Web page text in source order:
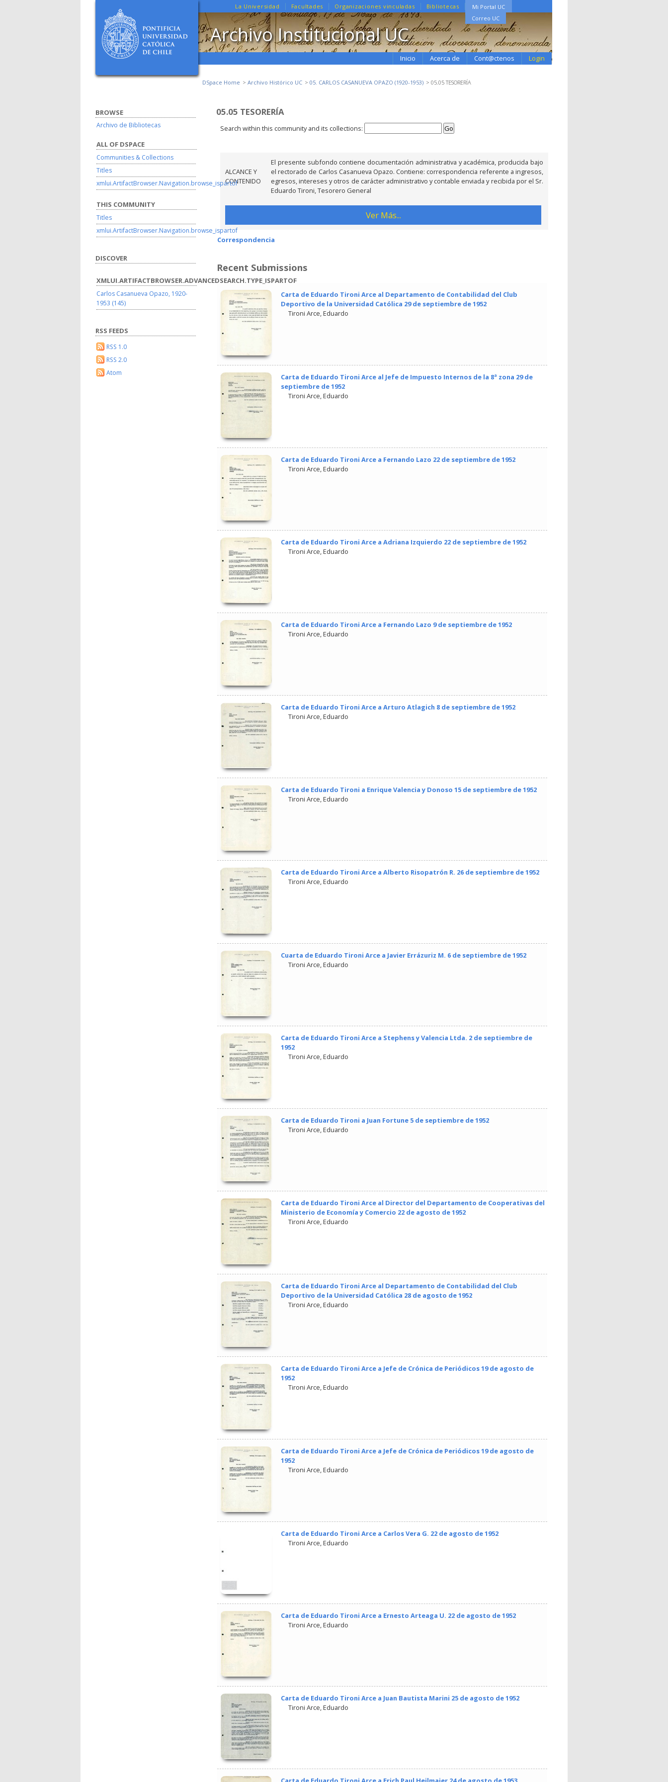
Mi Portal UC
Correo UC
La Universidad Facultades Organizaciones vinculadas Bibliotecas
Archivo Institucional UC
Login
Inicio Acerca de Cont@ctenos
DSpace Home Archivo Histórico UC 05. CARLOS CASANUEVA OPAZO (1920-1953) 05.05 TESORERÍA
05.05 TESORERÍA
Search within this community and its collections:
ALCANCE Y
CONTENIDO
El presente subfondo contiene documentación administrativa y académica, producida bajo
el rectorado de Carlos Casanueva Opazo. Contiene: correspondencia referente a ingresos,
egresos, intereses y otros de carácter administrativo y contable enviada y recibida por el Sr.
Eduardo Tironi, Tesorero General
Ver Más...
Correspondencia
Recent Submissions
Carta de Eduardo Tironi Arce al Departamento de Contabilidad del Club
Deportivo de la Universidad Católica 29 de septiembre de 1952
Tironi Arce, Eduardo
Carta de Eduardo Tironi Arce al Jefe de Impuesto Internos de la 8ª zona 29 de
septiembre de 1952
Tironi Arce, Eduardo
Carta de Eduardo Tironi Arce a Fernando Lazo 22 de septiembre de 1952
Tironi Arce, Eduardo
Carta de Eduardo Tironi Arce a Adriana Izquierdo 22 de septiembre de 1952
Tironi Arce, Eduardo
Carta de Eduardo Tironi Arce a Fernando Lazo 9 de septiembre de 1952
Tironi Arce, Eduardo
Carta de Eduardo Tironi Arce a Arturo Atlagich 8 de septiembre de 1952
Tironi Arce, Eduardo
Carta de Eduardo Tironi a Enrique Valencia y Donoso 15 de septiembre de 1952
Tironi Arce, Eduardo
Carta de Eduardo Tironi Arce a Alberto Risopatrón R. 26 de septiembre de 1952
Tironi Arce, Eduardo
Cuarta de Eduardo Tironi Arce a Javier Errázuriz M. 6 de septiembre de 1952
Tironi Arce, Eduardo
Carta de Eduardo Tironi Arce a Stephens y Valencia Ltda. 2 de septiembre de
1952
Tironi Arce, Eduardo
Carta de Eduardo Tironi a Juan Fortune 5 de septiembre de 1952
Tironi Arce, Eduardo
Carta de Eduardo Tironi Arce al Director del Departamento de Cooperativas del
Ministerio de Economía y Comercio 22 de agosto de 1952
Tironi Arce, Eduardo
Carta de Eduardo Tironi Arce al Departamento de Contabilidad del Club
Deportivo de la Universidad Católica 28 de agosto de 1952
Tironi Arce, Eduardo
Carta de Eduardo Tironi Arce a Jefe de Crónica de Periódicos 19 de agosto de
1952
Tironi Arce, Eduardo
Carta de Eduardo Tironi Arce a Jefe de Crónica de Periódicos 19 de agosto de
1952
Tironi Arce, Eduardo
Carta de Eduardo Tironi Arce a Carlos Vera G. 22 de agosto de 1952
Tironi Arce, Eduardo
Carta de Eduardo Tironi Arce a Ernesto Arteaga U. 22 de agosto de 1952
Tironi Arce, Eduardo
Carta de Eduardo Tironi Arce a Juan Bautista Marini 25 de agosto de 1952
Tironi Arce, Eduardo
BROWSE
Archivo de Bibliotecas
ALL OF DSPACE
Communities & Collections
Titles
xmlui.ArtifactBrowser.Navigation.browse_ispartof
THIS COMMUNITY
Titles
xmlui.ArtifactBrowser.Navigation.browse_ispartof
DISCOVER
XMLUI.ARTIFACTBROWSER.ADVANCEDSEARCH.TYPE_ISPARTOF
Carlos Casanueva Opazo, 1920-
1953 (145)
RSS FEEDS
RSS 1.0
RSS 2.0
Atom